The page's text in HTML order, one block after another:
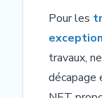
Pour les
travaux,